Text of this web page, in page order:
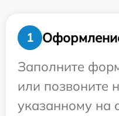
1
Заполните
или позвоните
указанному на